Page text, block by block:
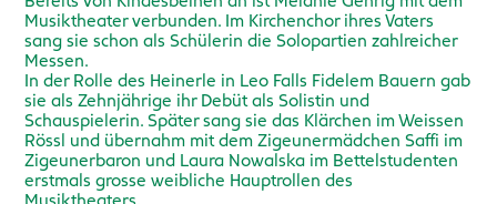
Musiktheater verbunden. Im Kirchenchor ihres Vaters
sang sie schon als Schülerin die Solopartien zahlreicher
Messen.
In der Rolle des Heinerle in Leo Falls Fidelem Bauern gab
sie als Zehnjährige ihr Debüt als Solistin und
Schauspielerin. Später sang sie das Klärchen im Weissen
Rössl und übernahm mit dem Zigeunermädchen Saffi im
Zigeunerbaron und Laura Nowalska im Bettelstudenten
erstmals grosse weibliche Hauptrollen des